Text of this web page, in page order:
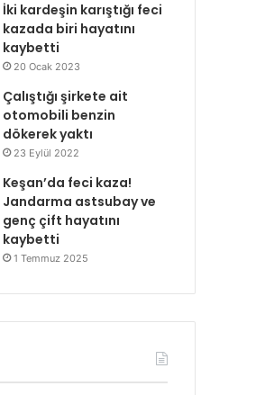
İki kardeşin karıştığı feci
kazada biri hayatını
kaybetti
20 Ocak 2023
Çalıştığı şirkete ait
otomobili benzin
dökerek yaktı
23 Eylül 2022
Keşan’da feci kaza!
Jandarma astsubay ve
genç çift hayatını
kaybetti
1 Temmuz 2025